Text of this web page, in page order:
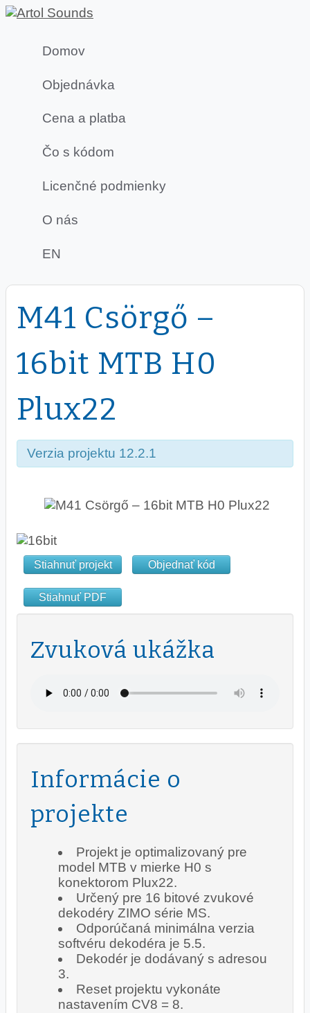
Domov
Objednávka
Cena a platba
Čo s kódom
Licenčné podmienky
O nás
EN
M41 Csörgő –
16bit MTB H0
Plux22
Verzia projektu 12.2.1
Stiahnuť projekt Objednať kód
Stiahnuť PDF
Zvuková ukážka
Informácie o
projekte
Projekt je optimalizovaný pre
model MTB v mierke H0 s
konektorom Plux22.
Určený pre 16 bitové zvukové
dekodéry ZIMO série MS.
Odporúčaná minimálna verzia
softvéru dekodéra je 5.5.
Dekodér je dodávaný s adresou
3.
Reset projektu vykonáte
nastavením CV8 = 8.